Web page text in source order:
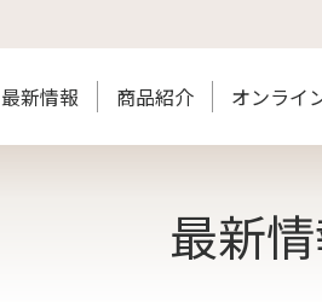
最新情報 商品紹介 オンライ
最新